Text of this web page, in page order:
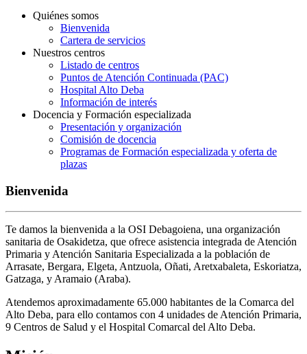
Quiénes somos
Bienvenida
Cartera de servicios
Nuestros centros
Listado de centros
Puntos de Atención Continuada (PAC)
Hospital Alto Deba
Información de interés
Docencia y Formación especializada
Presentación y organización
Comisión de docencia
Programas de Formación especializada y oferta de
plazas
Bienvenida
Te damos la bienvenida a la OSI Debagoiena, una organización
sanitaria de Osakidetza, que ofrece asistencia integrada de Atención
Primaria y Atención Sanitaria Especializada a la población de
Arrasate, Bergara, Elgeta, Antzuola, Oñati, Aretxabaleta, Eskoriatza,
Gatzaga, y Aramaio (Araba).
Atendemos aproximadamente 65.000 habitantes de la Comarca del
Alto Deba, para ello contamos con 4 unidades de Atención Primaria,
9 Centros de Salud y el Hospital Comarcal del Alto Deba.